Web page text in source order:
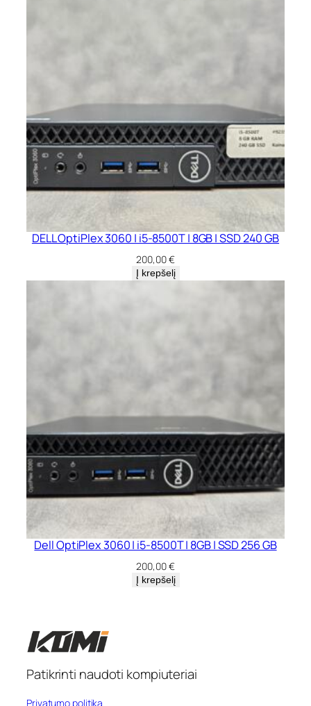
DELL OptiPlex 3060 | i5-8500T | 8GB | SSD 240 GB
200,00€
Į krepšelį
Dell OptiPlex 3060 | i5-8500T | 8GB | SSD 256 GB
200,00€
Į krepšelį
Patikrinti naudoti kompiuteriai
Privatumo politika